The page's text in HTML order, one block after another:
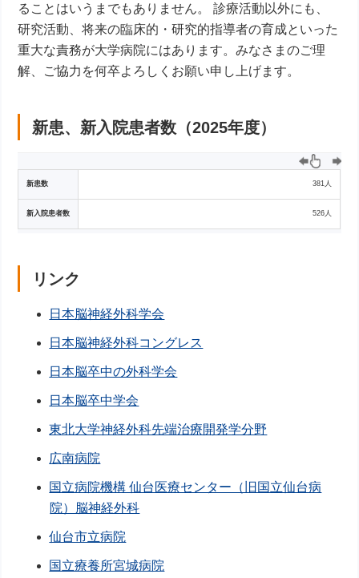
ることはいうまでもありません。 診療活動以外にも、
研究活動、将来の臨床的・研究的指導者の育成といった
重大な責務が大学病院にはあります。みなさまのご理
解、ご協力を何卒よろしくお願い申し上げます。
新患、新入院患者数（2025年度）
新患数 381人
新入院患者数 526人
リンク
日本脳神経外科学会
日本脳神経外科コングレス
日本脳卒中の外科学会
日本脳卒中学会
東北大学神経外科先端治療開発学分野
広南病院
国立病院機構 仙台医療センター（旧国立仙台病
院）脳神経外科
仙台市立病院
国立療養所宮城病院